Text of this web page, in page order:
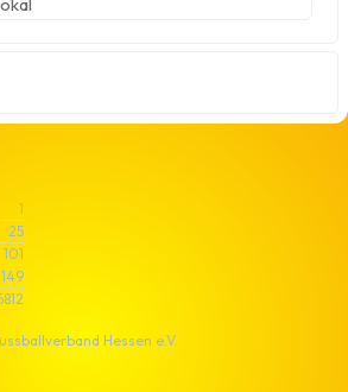
1
25
101
149
Hessen e.V.